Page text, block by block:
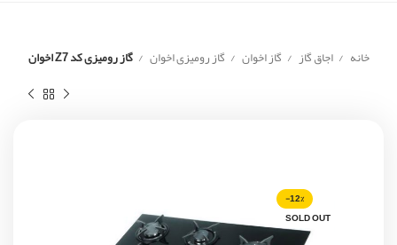
خانه اجاق گاز گاز اخوان گاز رومیزی اخوان گاز رومیزی کد Z7 اخوان
-12%
SOLD OUT